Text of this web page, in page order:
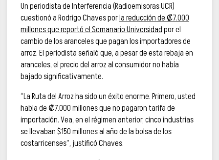
Un periodista de Interferencia (Radioemisoras UCR)
cuestionó a Rodrigo Chaves porla reducción de ₡7.000
millones que reportó el Semanario Universidadpor el
cambio de los aranceles que pagan los importadores de
arroz. El periodista señaló que, a pesar de esta rebaja en
aranceles, el precio del arroz al consumidor no había
bajado significativamente.
“La Ruta del Arroz ha sido un éxito enorme. Primero, usted
habla de ₡7.000 millones que no pagaron tarifa de
importación. Vea, en el régimen anterior, cinco industrias
se llevaban $150 millones al año de la bolsa de los
costarricenses”, justificó Chaves.